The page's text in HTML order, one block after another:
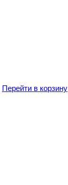
Перейти в корзину